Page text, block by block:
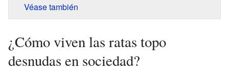
Véase también
¿Cómo viven las ratas topo
desnudas en sociedad?